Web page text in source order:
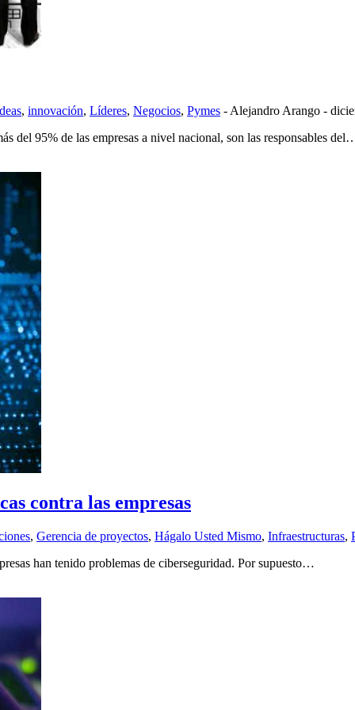
, innovación, Líderes, Negocios, Pymes - Alejandro Arango -
del 95% de las empresas a nivel nacional, son las responsables
contra las empresas
, Gerencia de proyectos, Hágalo Usted Mismo, Infraestructuras,
han tenido problemas de ciberseguridad. Por supuesto…